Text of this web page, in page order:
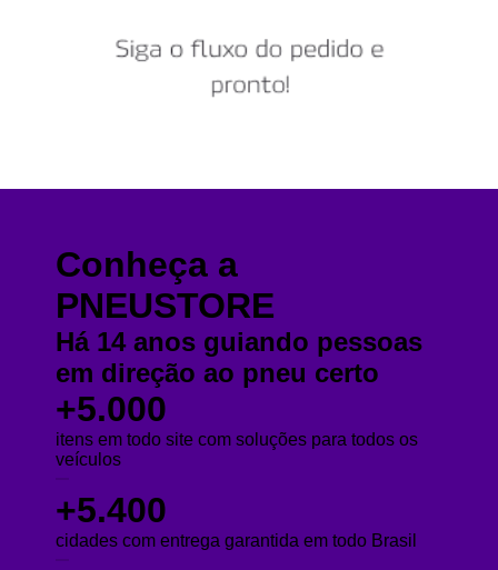
Conheça a
PNEUSTORE
Há 14 anos guiando pessoas
em direção ao pneu certo
+5.000
itens em todo site com soluções para todos os
veículos
+5.400
cidades com entrega garantida em todo Brasil